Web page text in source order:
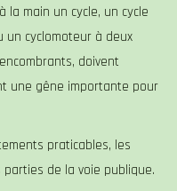
la main un cycle, un cycle
un cyclomoteur à deux
doivent
une gêne importante pour
praticables, les
de la voie publique.